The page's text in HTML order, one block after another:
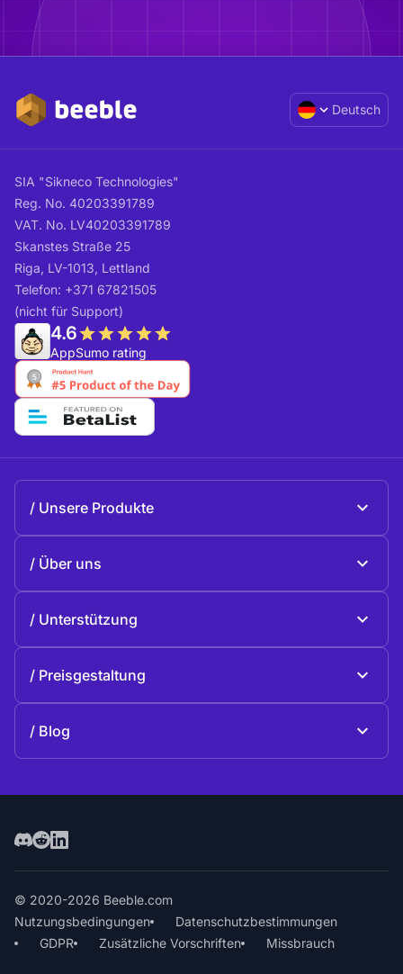
Deutsch
SIA "Sikneco Technologies"
Reg. No. 40203391789
VAT. No. LV40203391789
Skanstes Straße 25
Riga, LV-1013, Lettland
Telefon: +371 67821505
(nicht für Support)
4.6
AppSumo rating
Unsere Produkte
Über uns
Geschichte
Unterstützung
Kontakte
Preisgestaltung
Blog
© 2020-2026 Beeble.com
Nutzungsbedingungen
Datenschutzbestimmungen
GDPR
Zusätzliche Vorschriften Missbrauch